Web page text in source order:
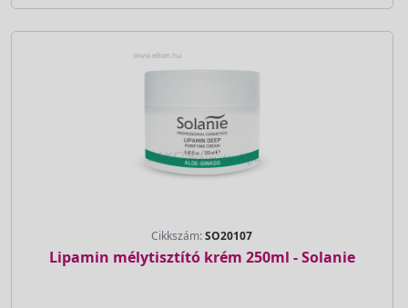
Cikkszám:SO20107
Lipamin mélytisztító krém 250ml - Solanie